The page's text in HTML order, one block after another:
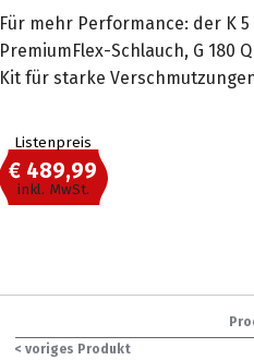
Für mehr Performance: der K
PremiumFlex-Schlauch, G 180
Kit für starke
Listenpreis
€ 489,99
inkl. MwSt.
< voriges Produkt